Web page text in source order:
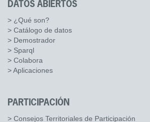
DATOS ABIERTOS
> ¿Qué son?
> Catálogo de datos
> Demostrador
> Sparql
> Colabora
> Aplicaciones
PARTICIPACIÓN
> Consejos Territoriales de Participación